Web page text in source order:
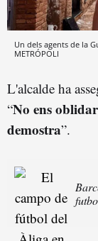
Un dels agents de la
METRÓPOLI
L'alcalde ha
“No ens
demostra”.